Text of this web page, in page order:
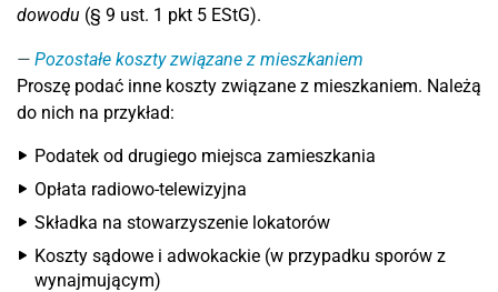
dowodu (§ 9 ust. 1 pkt 5 EStG).
Pozostałe koszty związane z mieszkaniem
Proszę podać inne koszty związane z mieszkaniem. Należą
do nich na przykład:
Podatek od drugiego miejsca zamieszkania
Opłata radiowo-telewizyjna
Składka na stowarzyszenie lokatorów
Koszty sądowe i adwokackie (w przypadku sporów z
wynajmującym)